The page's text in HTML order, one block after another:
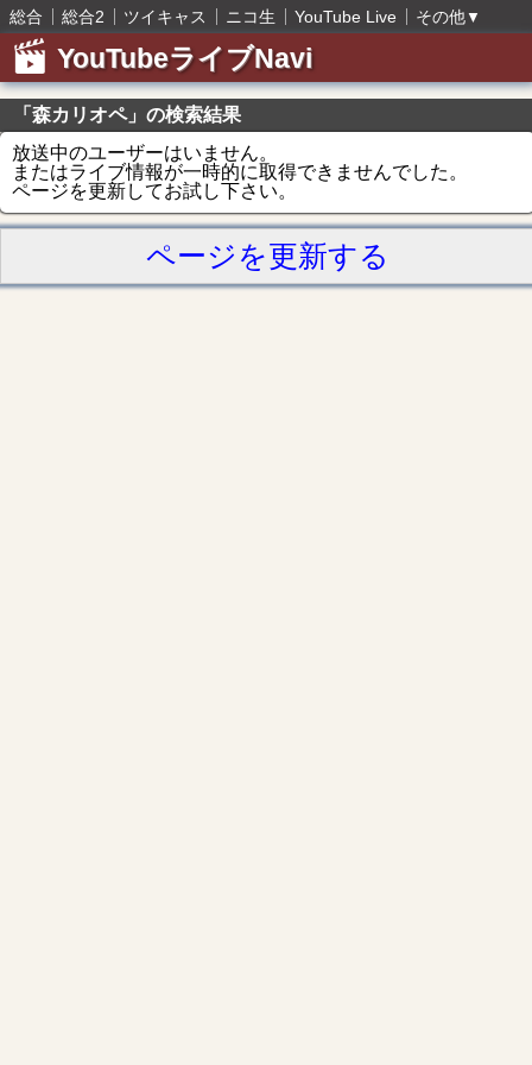
総合 総合2 ツイキャス ニコ生 YouTube Live その他▼
YouTubeライブNavi
「森カリオペ」の検索結果
放送中のユーザーはいません。
またはライブ情報が一時的に取得できませんでした。
ページを更新してお試し下さい。
ページを更新する